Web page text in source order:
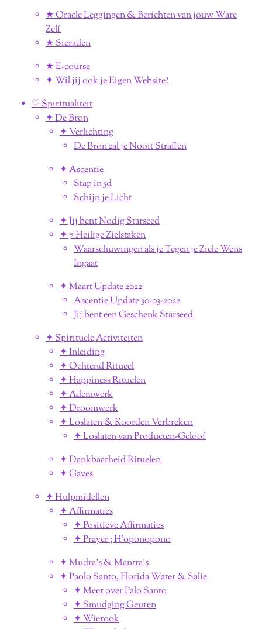
★ Oracle Leggingen & Berichten van jouw Ware
Zelf
★ Sieraden
★ E-course
✦ Wil jij ook je Eigen Website?
♡ Spiritualiteit
✦ De Bron
✦ Verlichting
De Bron zal je Nooit Straffen
✦ Ascentie
Stap in 5d
Schijn je Licht
✦ Jij bent Nodig Starseed
✦ 7 Heilige Zielstaken
Waarschuwingen als je Tegen je Ziele Wens
Ingaat
✦ Maart Update 2022
Ascentie Update 30-03-2022
Jij bent een Geschenk Starseed
✦ Spirituele Activiteiten
✦ Inleiding
✦ Ochtend Ritueel
✦ Happiness Rituelen
✦ Ademwerk
✦ Droomwerk
✦ Loslaten & Koorden Verbreken
✦ Loslaten van Producten-Geloof
✦ Dankbaarheid Rituelen
✦ Gaves
✦ Hulpmidellen
✦ Affirmaties
✦ Positieve Affirmaties
✦ Prayer ; H'oponopono
✦ Mudra's & Mantra's
✦ Paolo Santo, Florida Water & Salie
✦ Meer over Palo Santo
✦ Smudging Geuren
✦ Wierook